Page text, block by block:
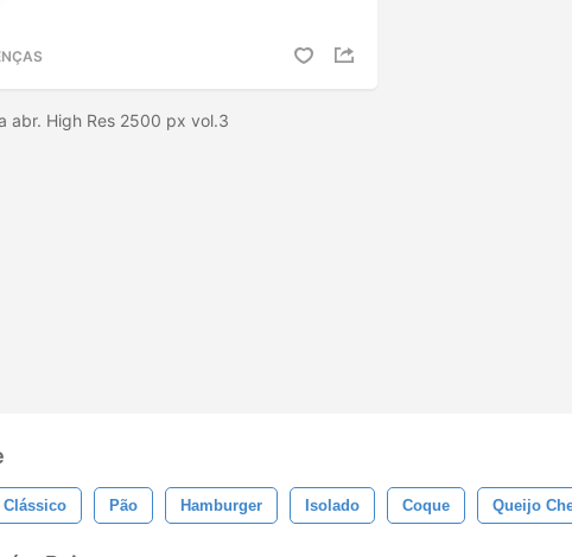
abr. High Res 2500 px vol.3
Clássico Pão Hamburger Isolado Coque Queijo